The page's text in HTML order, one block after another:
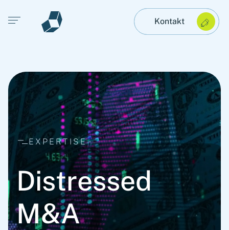
Open main menu Kontakt
EXPERTISE
Distressed
M&A